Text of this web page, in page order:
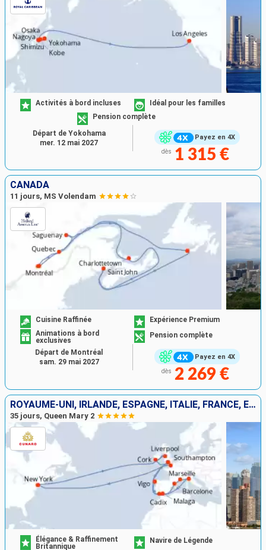
Payez en 4X
Activités à bord incluses
Idéal pour les familles
Pension complète
dès 1 315 €
Départ de Yokohama
mer. 12 mai 2027
CANADA
11 jours, MS Volendam
Payez en 4X
Cuisine Raffinée
Expérience Premium
Animations à bord
exclusives
Pension complète
dès 2 269 €
Départ de Montréal
sam. 29 mai 2027
ROYAUME-UNI, IRLANDE, ESPAGNE, ITALIE, FRANCE, ÉTATS-UNIS
35 jours, Queen Mary 2
Élégance & Raffinement
Britannique
Navire de Légende